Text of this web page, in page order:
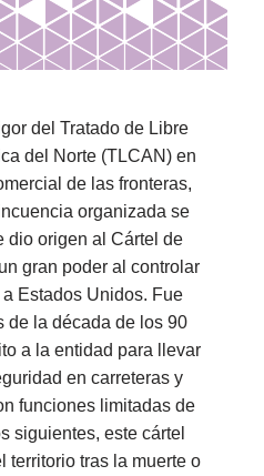
del Tratado de Libre
del Norte (TLCAN) en
de las fronteras,
organizada se
dio origen al Cártel de
gran poder al controlar
Estados Unidos. Fue
de la década de los 90
a la entidad para llevar
en carreteras y
funciones limitadas de
siguientes, este cártel
territorio tras la muerte o